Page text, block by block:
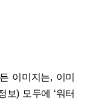
이미지는, 이미
보) 모두에 ‘워터